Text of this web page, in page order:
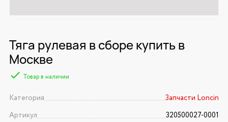
Тяга рулевая в сборе купить в
Москве
Товар в наличии
Категория
Запчасти Loncin
Артикул
320500027-0001